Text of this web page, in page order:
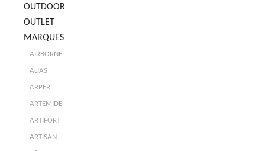
OUTDOOR
OUTLET
MARQUES
AIRBORNE
ALIAS
ARPER
ARTEMIDE
ARTIFORT
ARTISAN